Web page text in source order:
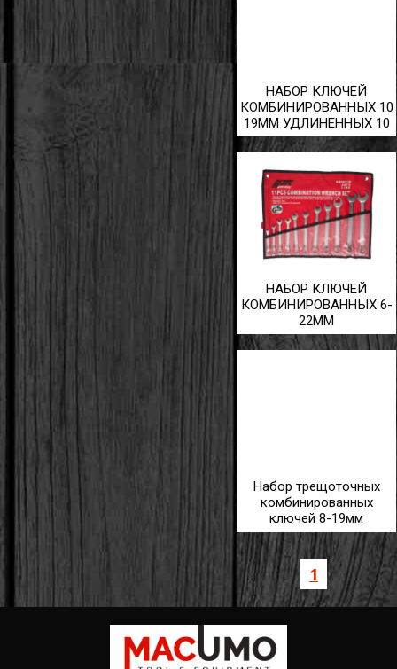
НАБОР КЛЮЧЕЙ
КОМБИНИРОВАННЫХ 10
19ММ УДЛИНЕННЫХ 10
ПРЕДМЕТОВ
НАБОР КЛЮЧЕЙ
КОМБИНИРОВАННЫХ 6-
22ММ
Набор трещоточных
комбинированных
ключей 8-19мм
1